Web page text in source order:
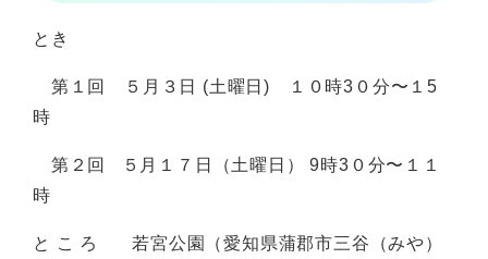
とき
第１回 ５月３日 (土曜日) １０時3０分〜１5
時
第２回 ５月１７日（土曜日） 9時3０分〜１１
時
と こ ろ 若宮公園（愛知県蒲郡市三谷（みや）